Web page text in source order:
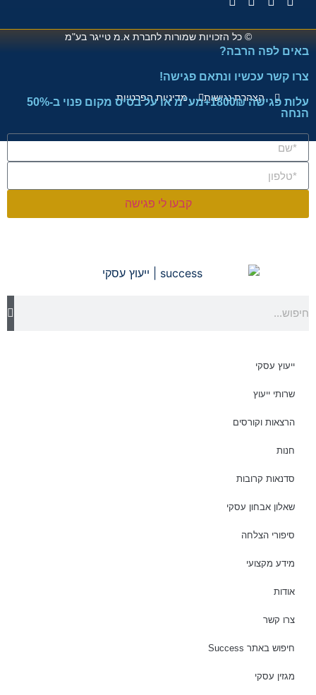
© כל הזכויות שמורות לחברת א.מ טייגר בע"מ
הצהרת נגישות מדיניות הפרטיות
באים לפה הרבה?
צרו קשר עכשיו ונתאם פגישה!
עלות פגישה 1800₪+מע"מ או על בסיס מקום פנוי ב-50%
הנחה
קבעו לי פגישה
ייעוץ עסקי
שרותי ייעוץ
הרצאות וקורסים
חנות
סדנאות קרובות
שאלון אבחון עסקי
סיפורי הצלחה
מידע מקצועי
אודות
צרו קשר
חיפוש באתר Success
מגזין עסקי